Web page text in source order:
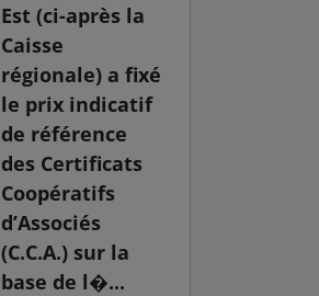
Est (ci-après la
Caisse
régionale) a fixé
le prix indicatif
de référence
des Certificats
Coopératifs
d’Associés
(C.C.A.) sur la
base de l�...